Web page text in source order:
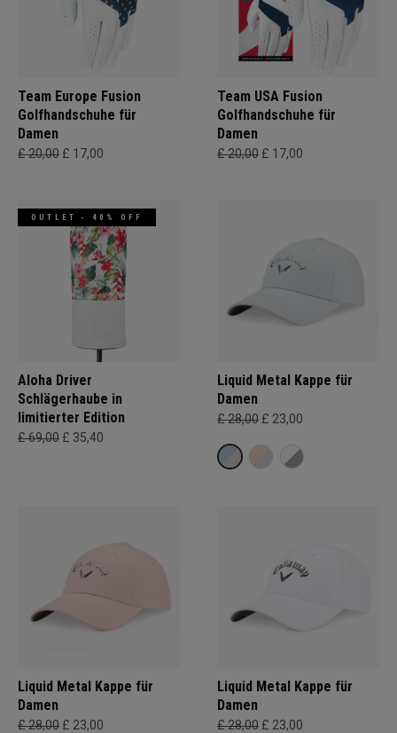
Team Europe Fusion
Golfhandschuhe für
Damen
£ 20,00 £ 17,00
Team USA Fusion
Golfhandschuhe für
Damen
£ 20,00 £ 17,00
OUTLET - 40% OFF
Aloha Driver
Schlägerhaube in
limitierter Edition
£ 69,00 £ 35,40
Liquid Metal Kappe für
Damen
£ 28,00 £ 23,00
Liquid Metal Kappe für
Damen
£ 28,00 £ 23,00
Liquid Metal Kappe für
Damen
£ 28,00 £ 23,00